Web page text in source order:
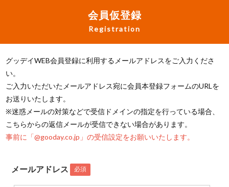
会員仮登録
Registration
グッデイWEB会員登録に利用するメールアドレスをご入力くださ
い。
ご入力いただいたメールアドレス宛に会員本登録フォームのURLを
お送りいたします。
※迷惑メールの対策などで受信ドメインの指定を行っている場合、
こちらからの返信メールが受信できない場合があります。
事前に「@gooday.co.jp」の受信設定をお願いいたします。
メールアドレス 必須